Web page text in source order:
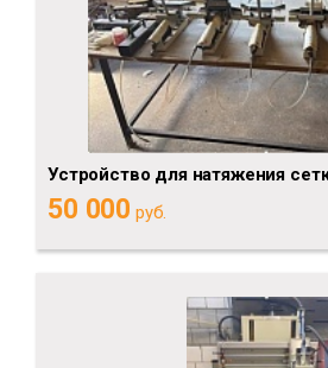
Устройство для натяжения
50 000 руб.